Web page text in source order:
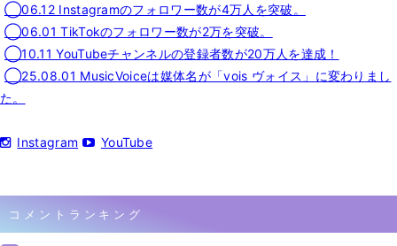
◯06.12 Instagramのフォロワー数が4万人を突破。
◯06.01 TikTokのフォロワー数が2万を突破。
◯10.11 YouTubeチャンネルの登録者数が20万人を達成！
◯25.08.01 MusicVoiceは媒体名が「vois ヴォイス」に変わりまし
た。
Instagram YouTube
コメントランキング